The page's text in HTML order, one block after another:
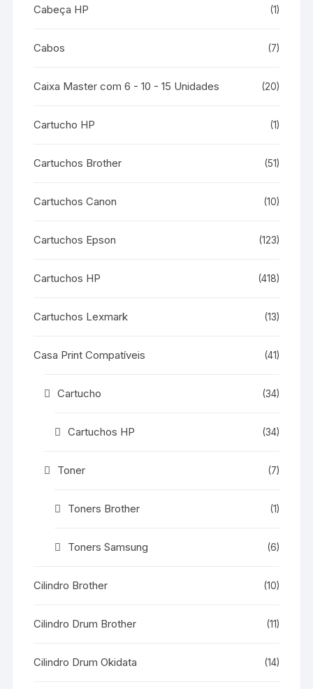
Cabeça HP (1)
Cabos (7)
Caixa Master com 6 - 10 - 15 Unidades (20)
Cartucho HP (1)
Cartuchos Brother (51)
Cartuchos Canon (10)
Cartuchos Epson (123)
Cartuchos HP (418)
Cartuchos Lexmark (13)
Casa Print Compatíveis (41)
Cartucho (34)
Cartuchos HP (34)
Toner (7)
Toners Brother (1)
Toners Samsung (6)
Cilindro Brother (10)
Cilindro Drum Brother (11)
Cilindro Drum Okidata (14)